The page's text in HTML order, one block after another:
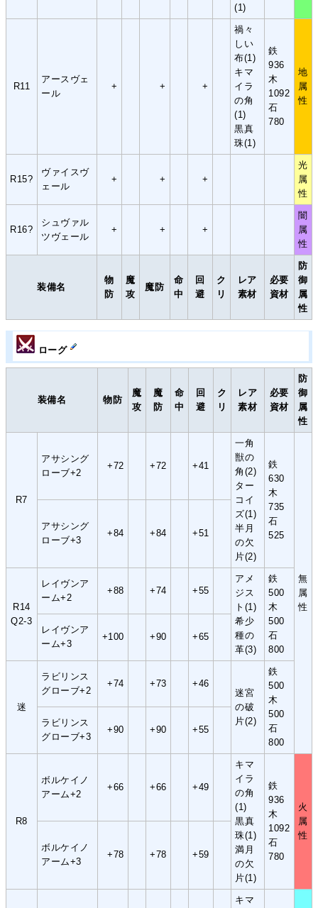
装備名
物
防
魔
攻
魔防
命
中
回
避
ク
リ
レア
素材
必要
資材
防
御
属
性
(1)
R11
アースヴェ
ール
+ + +
禍々
しい
布(1)
キマ
イラ
の角
(1)
黒真
珠(1)
鉄
936
木
1092
石
780
地
属
性
R15?
ヴァイスヴ
ェール
+ + +
光
属
性
R16?
シュヴァル
ツヴェール
+ + +
闇
属
性
ローグ
装備名 物防
魔
攻
魔
防
命
中
回
避
ク
リ
レア
素材
必要
資材
防
御
属
性
R7
アサシング
ローブ+2
+72 +72 +41
一角
獣の
角(2)
ター
コイ
ズ(1)
半月
の欠
片(2)
鉄
630
木
735
石
525
無
属
性
アサシング
ローブ+3
+84 +84 +51
R14
Q2-3
レイヴンア
ーム+2
+88 +74 +55
アメ
ジス
ト(1)
希少
種の
革(3)
鉄
500
木
500
石
800
レイヴンア
ーム+3
+100 +90 +65
迷
ラビリンス
グローブ+2
+74 +73
+46
迷宮
の破
片(2)
鉄
500
木
500
石
800
ラビリンス
グローブ+3
+90 +90 +55
R8
ボルケイノ
アーム+2
+66 +66 +49
キマ
イラ
の角
(1)
黒真
珠(1)
満月
の欠
片(1)
鉄
936
木
1092
石
780
火
属
性
ボルケイノ
アーム+3
+78 +78 +59
キマ